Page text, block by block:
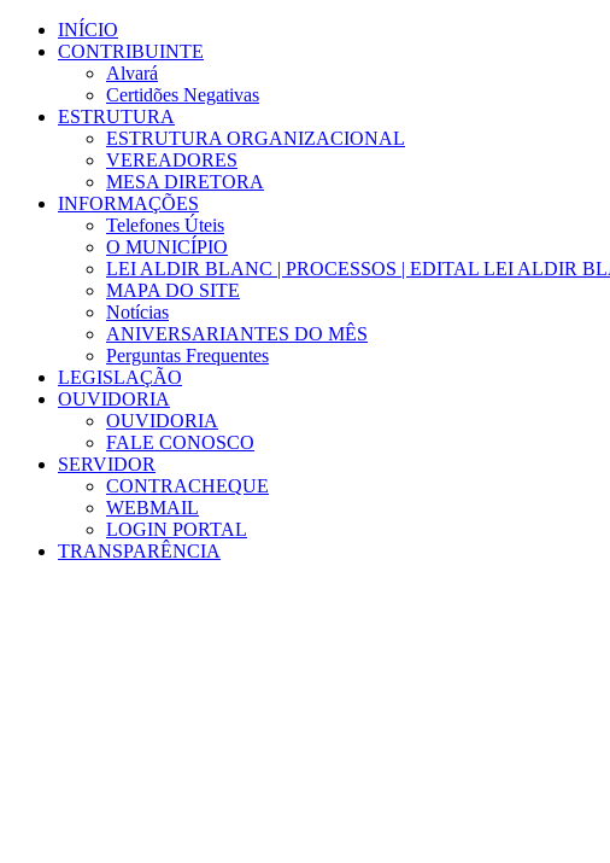
para
INÍCIO
CONTRIBUINTE
Alvará
Certidões Negativas
ESTRUTURA
ESTRUTURA ORGANIZACIONAL
VEREADORES
MESA DIRETORA
INFORMAÇÕES
Telefones Úteis
O MUNICÍPIO
LEI ALDIR BLANC | PROCESSOS | EDITAL LEI ALDIR
MAPA DO SITE
Notícias
ANIVERSARIANTES DO MÊS
Perguntas Frequentes
LEGISLAÇÃO
OUVIDORIA
OUVIDORIA
FALE CONOSCO
SERVIDOR
CONTRACHEQUE
WEBMAIL
LOGIN PORTAL
TRANSPARÊNCIA